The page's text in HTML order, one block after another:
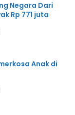
Negara Dari
Rp 771 juta
Anak di